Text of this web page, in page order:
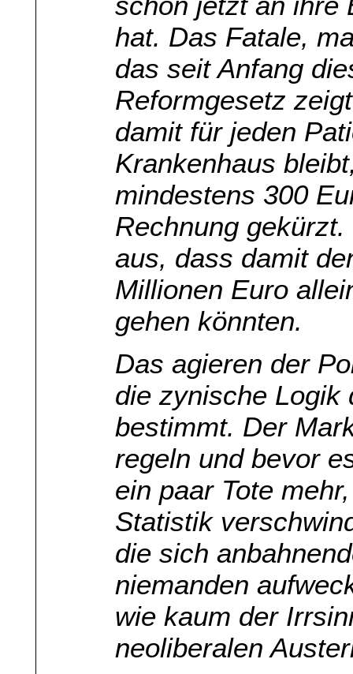
hat. Das Fatale,
das seit Anfang
Reformgesetz
damit für jeden
Krankenhaus
mindestens 300
Rechnung
aus, dass damit
Millionen Euro
gehen könnten.
Das agieren der
die zynische Logik
bestimmt. Der
regeln und bevor
ein paar Tote
Statistik
die sich
niemanden
wie kaum der
neoliberalen